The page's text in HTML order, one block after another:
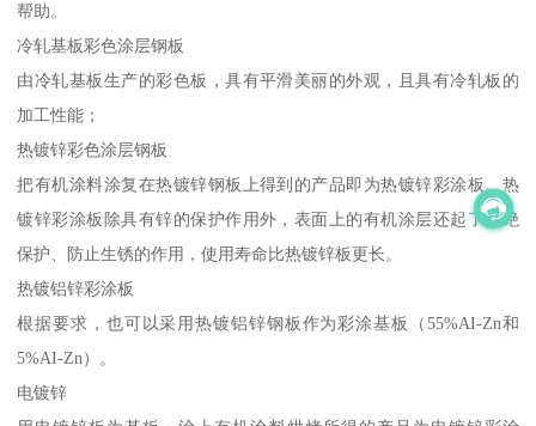
帮助。
冷轧基板彩色涂层钢板
由冷轧基板生产的彩色板，具有平滑美丽的外观，且具有冷轧板的
加工性能；
热镀锌彩色涂层钢板
把有机涂料涂复在热镀锌钢板上得到的产品即为热镀锌彩涂板。热
镀锌彩涂板除具有锌的保护作用外，表面上的有机涂层还起了隔绝
保护、防止生锈的作用，使用寿命比热镀锌板更长。
热镀铝锌彩涂板
根据要求，也可以采用热镀铝锌钢板作为彩涂基板（55%AI-Zn和
5%AI-Zn）。
电镀锌